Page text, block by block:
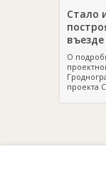
Стало
О
проекта